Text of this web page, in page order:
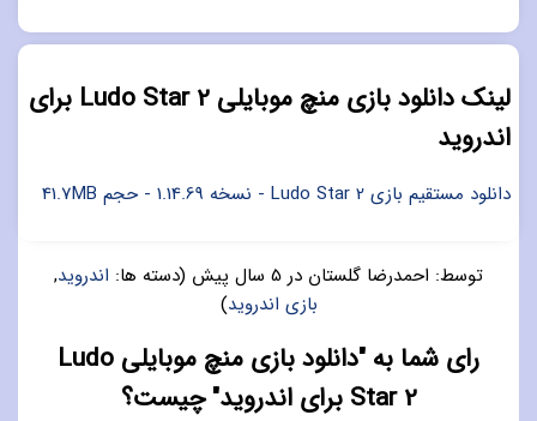
لینک دانلود بازی منچ موبایلی Ludo Star 2 برای
اندروید
دانلود مستقیم بازی Ludo Star 2 - نسخه 1.14.69 - حجم 41.7MB
توسط: احمدرضا گلستان در 5 سال پیش (دسته ها: اندروید,
بازی اندروید)
رای شما به "دانلود بازی منچ موبایلی Ludo
Star 2 برای اندروید" چیست؟